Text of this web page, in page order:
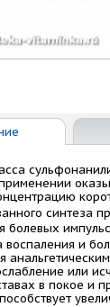
синтеза
болевых
воспаления и
или
в покое и